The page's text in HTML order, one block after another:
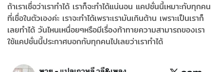
ถ้าเราเชื่อว่าเราทำได้ เราก็จะทำได้แน่นอน แคปชั่นนี้เหมาะกับทุกคน
ที่เชื่อในตัวเองค่ะ เราจะทำได้เพราะเรามันเกินต้าน เพราะเป็นเราก็
เลยทำได้ วันไหนเหนื่อยๆหรือมีเรื่องท้าทายความสามารถของเรา
ใช้แคปชั่นนี้ประกาศบอกกับทุกคนไปเลยว่าเราทำได้